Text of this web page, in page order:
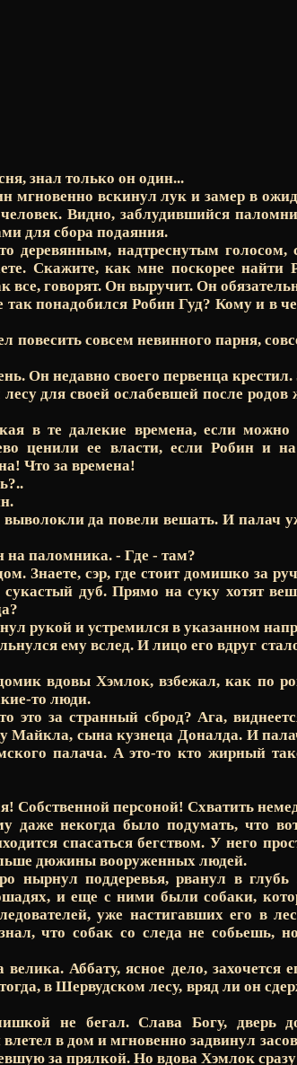
знал только он один...
мгновенно вскинул лук и замер в
Видно, заблудившийся
для сбора подаяния.
деревянным, надтреснутым голосом,
Скажите, как мне поскорее найти
все, говорят. Он выручит. Он
так понадобился Робин Гуд? Кому и в
совсем невинного парня,
Он недавно своего первенца крестил.
для своей ослабевшей после
в те далекие времена, если можно
ценили ее власти, если Робин и
Что за времена!
да повели вешать. И палач
на паломника. - Где - там?
Знаете, сэр, где стоит домишко за
дуб. Прямо на суку хотят
рукой и устремился в указанном
ему вслед. И лицо его вдруг
вдовы Хэмлок, взбежал, как по
то люди.
это за странный сброд? Ага,
сына кузнеца Доналда. И
палача. А это-то кто жирный
Собственной персоной! Схватить
даже некогда было подумать, что
спасаться бегством. У него
дюжины вооруженных людей.
нырнул поддеревья, рванул в глубь
и еще с ними были собаки,
уже настигавших его в
что собак со следа не собьешь,
Аббату, ясное дело, захочется
в Шервудском лесу, вряд ли он
не бегал. Слава Богу, дверь
в дом и мгновенно задвинул
за прялкой. Но вдова Хэмлок сразу